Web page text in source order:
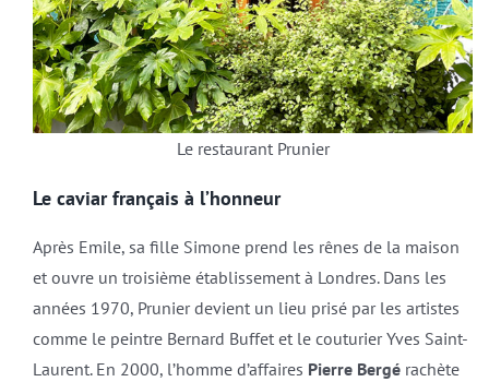
Le restaurant Prunier
Le caviar français à l’honneur
Après Emile, sa fille Simone prend les rênes de la maison
et ouvre un troisième établissement à Londres. Dans les
années 1970, Prunier devient un lieu prisé par les artistes
comme le peintre Bernard Buffet et le couturier Yves Saint-
Laurent. En 2000, l’homme d’affaires Pierre Bergérachète